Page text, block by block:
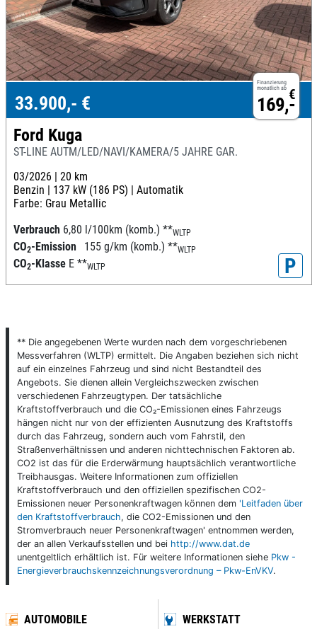
Finanzierung
monatlich ab €
169,-
33.900,- €
Ford Kuga
ST-LINE AUTM/LED/NAVI/KAMERA/5 JAHRE GAR.
03/2026 | 20 km
Benzin | 137 kW (186 PS) | Automatik
Farbe: Grau Metallic
Verbrauch 6,80 l/100km (komb.) **WLTP
CO2-Emission 155 g/km (komb.) **WLTP
CO2-Klasse E **WLTP P
** Die angegebenen Werte wurden nach dem vorgeschriebenen
Messverfahren (WLTP) ermittelt. Die Angaben beziehen sich nicht
auf ein einzelnes Fahrzeug und sind nicht Bestandteil des
Angebots. Sie dienen allein Vergleichszwecken zwischen
verschiedenen Fahrzeugtypen. Der tatsächliche
Kraftstoffverbrauch und die CO₂-Emissionen eines Fahrzeugs
hängen nicht nur von der effizienten Ausnutzung des Kraftstoffs
durch das Fahrzeug, sondern auch vom Fahrstil, den
Straßenverhältnissen und anderen nichttechnischen Faktoren ab.
CO2 ist das für die Erderwärmung hauptsächlich verantwortliche
Treibhausgas. Weitere Informationen zum offiziellen
Kraftstoffverbrauch und den offiziellen spezifischen CO2-
Emissionen neuer Personenkraftwagen können dem 'Leitfaden über
den Kraftstoffverbrauch, die CO2-Emissionen und den
Stromverbrauch neuer Personenkraftwagen' entnommen werden,
der an allen Verkaufsstellen und bei http://www.dat.de
unentgeltlich erhältlich ist. Für weitere Informationen siehe Pkw -
Energieverbrauchskennzeichnungsverordnung – Pkw-EnVKV.
AUTOMOBILE
WERKSTATT